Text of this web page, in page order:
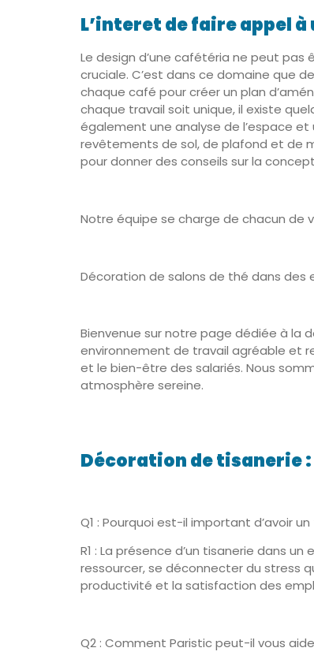
L’interet de faire appel
Le design d’une cafétéria ne peut pas
cruciale. C’est dans ce domaine que
chaque café pour créer un plan
chaque travail soit unique, il existe
également une analyse de l’espace
revêtements de sol, de plafond et de
pour donner des conseils sur la
Notre équipe se charge de chacun de
Décoration de salons de thé dans des
Bienvenue sur notre page dédiée à la
environnement de travail agréable et
et le bien-être des salariés. Nous
atmosphère sereine.
Décoration de tisanerie
Q1 : Pourquoi est-il important d’avoir
R1 : La présence d’un tisanerie dans
ressourcer, se déconnecter du stress
productivité et la satisfaction des
Q2 : Comment Paristic peut-il vous